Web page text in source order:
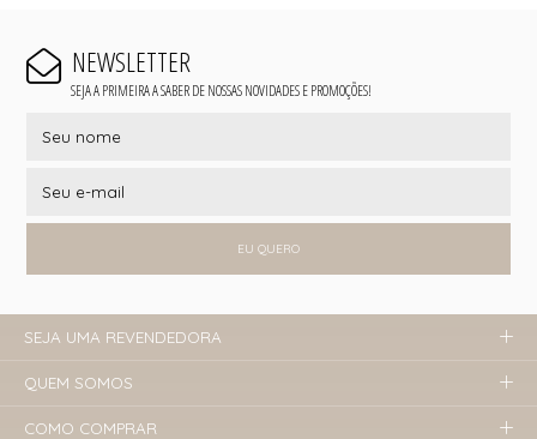
NEWSLETTER
SEJA A PRIMEIRA A SABER DE NOSSAS NOVIDADES E PROMOÇÕES!
EU QUERO
SEJA UMA REVENDEDORA
QUEM SOMOS
COMO COMPRAR